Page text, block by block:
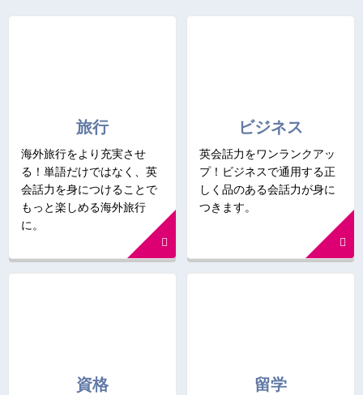
旅行
海外旅行をより充実させ
る！単語だけではなく、英
会話力を身につけることで
もっと楽しめる海外旅行
に。
ビジネス
英会話力をワンランクアッ
プ！ビジネスで通用する正
しく品のある会話力が身に
つきます。
資格 留学